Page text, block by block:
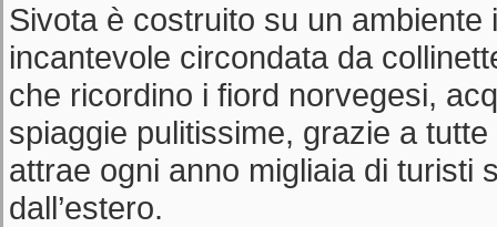
Sivota è costruito su un ambiente
incantevole circondata da
che ricordino i fiord norvegesi,
spiaggie pulitissime, grazie a
attrae ogni anno migliaia di turisti
dall’estero.